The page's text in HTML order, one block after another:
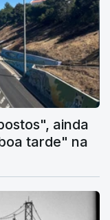
ainda
tarde" na